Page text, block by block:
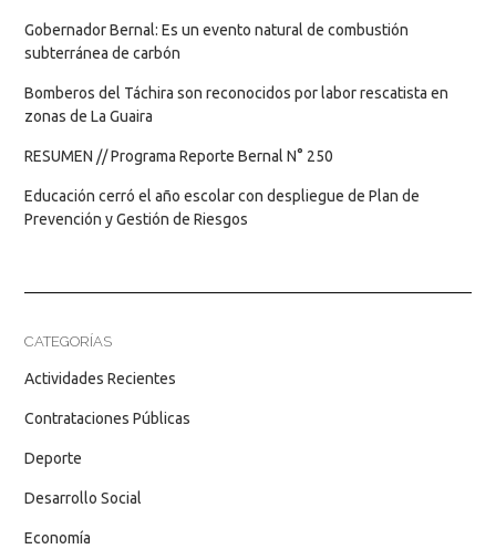
Gobernador Bernal: Es un evento natural de combustión
subterránea de carbón
Bomberos del Táchira son reconocidos por labor rescatista en
zonas de La Guaira
RESUMEN // Programa Reporte Bernal N° 250
Educación cerró el año escolar con despliegue de Plan de
Prevención y Gestión de Riesgos
CATEGORÍAS
Actividades Recientes
Contrataciones Públicas
Deporte
Desarrollo Social
Economía